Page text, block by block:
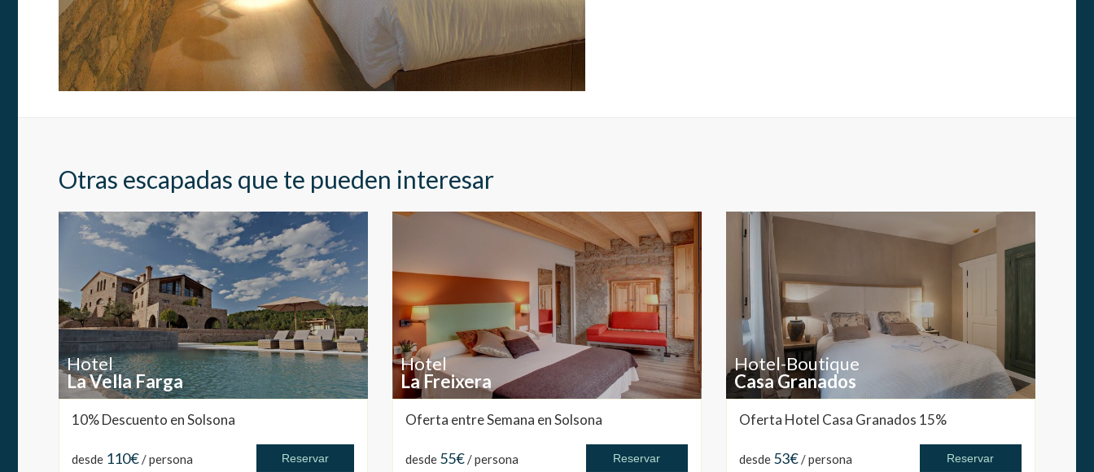
Otras escapadas que te pueden interesar
Hotel
La Vella Farga
10% Descuento en Solsona
desde 110€/ persona Reservar
Hotel
La Freixera
Oferta entre Semana en Solsona
desde 55€/ persona Reservar
Hotel-Boutique
Casa Granados
Oferta Hotel Casa Granados 15%
desde 53€/ persona Reservar
Estas cookies son utilizadas para almacenar información sobre las preferencias y
elecciones personales del usuario a través de la observación continuada de sus
hábitos de navegación. Gracias a ellas, podemos conocer los hábitos de navegación
en el sitio web y mostrar publicidad relacionada con el perfil de navegación del
usuario.